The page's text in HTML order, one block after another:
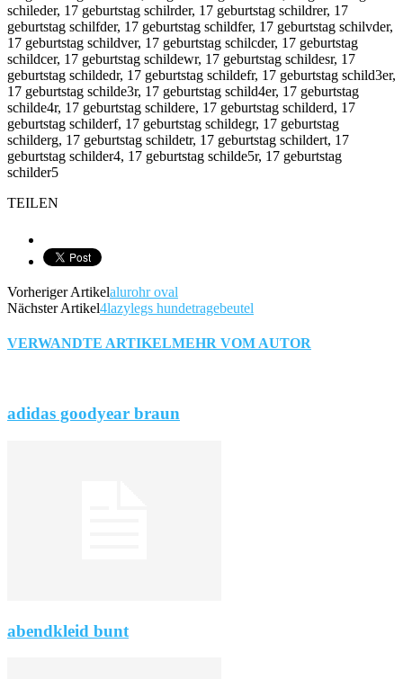
TEILEN
Vorheriger Artikelalurohr oval
Nächster Artikel4lazylegs hundetragebeutel
VERWANDTE ARTIKELMEHR VOM AUTOR
adidas goodyear braun
abendkleid bunt